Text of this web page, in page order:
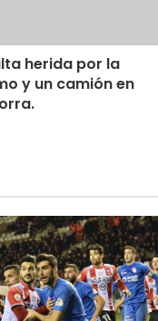
herida por la
y un camión en